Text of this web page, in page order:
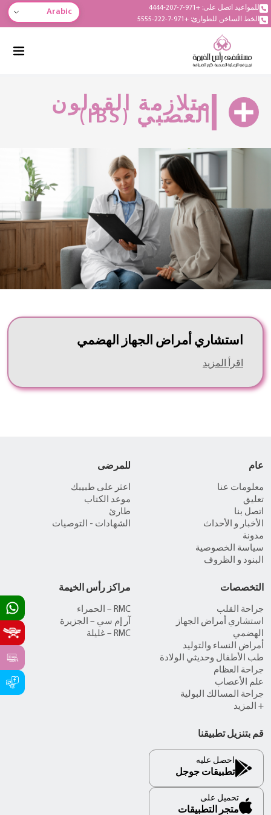
للمواعيد اتصل على: +971-7-207-4444
الخط الساخن للطوارئ: +971-7-222-5555
Arabic
متلازمة القولون
العصبي (IBS)
استشاري أمراض الجهاز الهضمي
اقرأ المزيد
عام
معلومات عنا
تعليق
اتصل بنا
الأخبار و الأحداث
مدونة
سياسة الخصوصية
البنود و الظروف
للمرضى
اعثر على طبيبك
موعد الكتاب
طارئ
الشهادات - التوصيات
التخصصات
جراحة القلب
استشاري أمراض الجهاز
الهضمي
أمراض النساء والتوليد
طب الأطفال وحديثي الولادة
جراحة العظام
علم الأعصاب
جراحة المسالك البولية
+ المزيد
مراكز رأس الخيمة
RMC – الحمراء
آر إم سي – الجزيرة
RMC – غليلة
قم بتنزيل تطبيقنا
احصل عليه
تطبيقات جوجل
تحميل على
متجر التطبيقات